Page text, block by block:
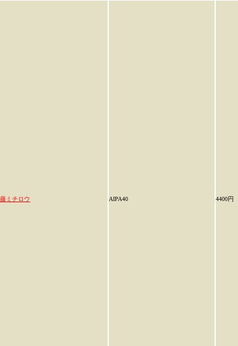
ミチロウ AIPA40 4400円